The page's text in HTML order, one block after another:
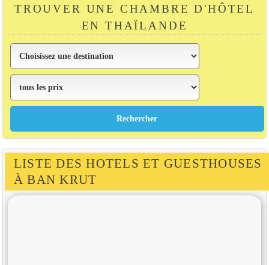
TROUVER UNE CHAMBRE D'HÔTEL
EN THAÏLANDE
LISTE DES HOTELS ET GUESTHOUSES
À BAN KRUT